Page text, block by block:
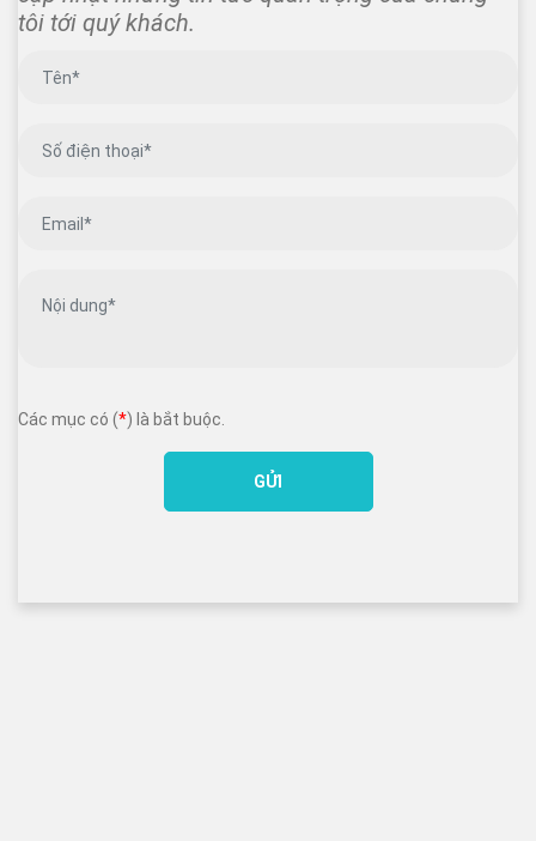
tôi tới quý khách.
Các mục có (*) là bắt buộc.
GỬI